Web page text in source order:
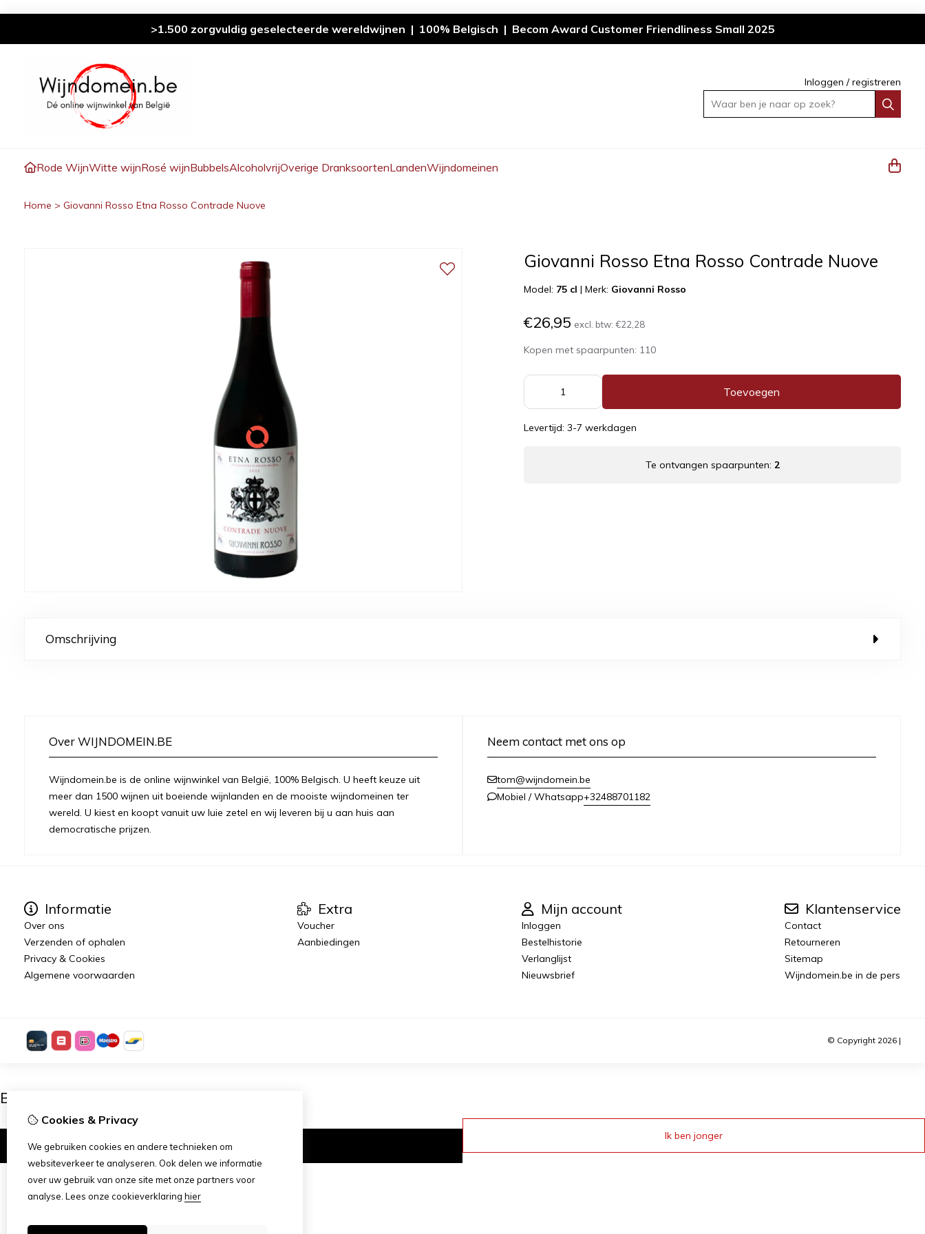
>1.500 zorgvuldig geselecteerde wereldwijnen | 100% Belgisch | Becom Award Customer Friendliness Small 2025
Inloggen /registreren
Waar ben je naar op zoek?
Rode WijnWitte wijnRosé wijnBubbelsAlcoholvrijOverige DranksoortenLandenWijndomeinen
Home > Giovanni Rosso Etna Rosso Contrade Nuove
Giovanni Rosso Etna Rosso Contrade Nuove
Model: 75 cl |Merk: Giovanni Rosso
€26,95 excl. btw:€22,28
Kopen met spaarpunten: 110
Toevoegen
Levertijd: 3-7 werkdagen
Te ontvangen spaarpunten: 2
Omschrijving
Over WIJNDOMEIN.BE
Wijndomein.be is de online wijnwinkel van België, 100% Belgisch. U heeft keuze uit
meer dan 1500 wijnen uit boeiende wijnlanden en de mooiste wijndomeinen ter
wereld. U kiest en koopt vanuit uw luie zetel en wij leveren bij u aan huis aan
democratische prijzen.
Neem contact met ons op
tom@wijndomein.be
Mobiel / Whatsapp+32488701182
Informatie
Over ons
Verzenden of ophalen
Privacy & Cookies
Algemene voorwaarden
Extra
Voucher
Aanbiedingen
Mijn account
Inloggen
Bestelhistorie
Verlanglijst
Nieuwsbrief
Klantenservice
Contact
Retourneren
Sitemap
Wijndomein.be in de pers
© Copyright 2026 |
Cookies & Privacy
We gebruiken cookies en andere technieken om
websiteverkeer te analyseren. Ook delen we informatie
over uw gebruik van onze site met onze partners voor
analyse. Lees onze cookieverklaring hier
Ben je 18 of ouder?
Ik ben 18+
Ik ben jonger